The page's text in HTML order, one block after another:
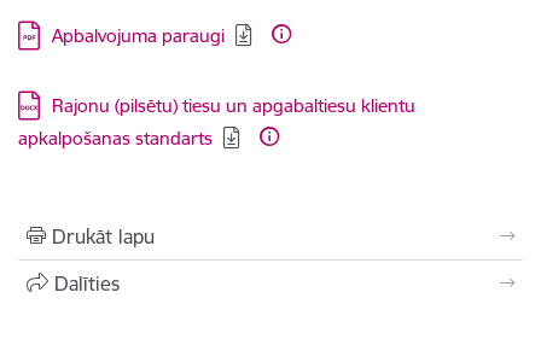
Lejupielādēt:
Apbalvojuma paraugi
Lejupielādēt:
Rajonu (pilsētu) tiesu un apgabaltiesu klientu
apkalpošanas standarts
Drukāt lapu
Dalīties